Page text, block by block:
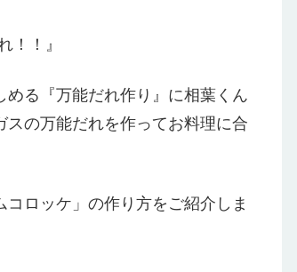
！！』
る『万能だれ作り』に相葉くん
の万能だれを作ってお料理に合
ロッケ」の作り方をご紹介しま